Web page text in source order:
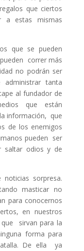
que ciertos
a estas mismas
que se pueden
correr más
no podrán ser
tanta
al fundador de
que están
información, que
de los enemigos
pueden ser
saltar odios y de
sorpresa.
masticar no
para conocernos
en nuestros
sirvan para la
forma para
De ella ya